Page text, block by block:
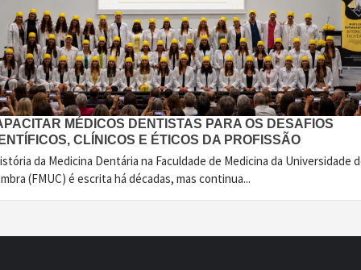
MÉDICOS DENTISTAS PARA OS DESAFIOS
CLÍNICOS E ÉTICOS DA PROFISSÃO
da Medicina Dentária na Faculdade de Medicina da Universidade
(FMUC) é escrita há décadas, mas continua...